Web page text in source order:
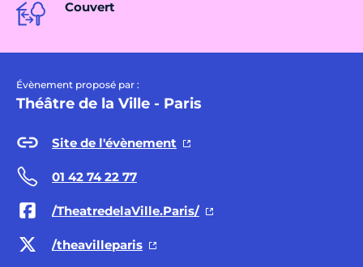
Couvert
Évènement proposé par :
Théâtre de la Ville - Paris
Site de l'évènement
01 42 74 22 77
/TheatredelaVille.Paris/
/theavilleparis